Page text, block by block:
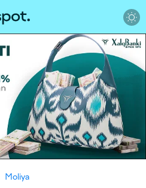
Moliya